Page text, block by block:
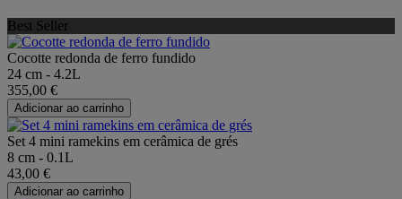
Best Seller
Cocotte redonda de ferro fundido
24 cm - 4.2L
355,00 €
Adicionar ao carrinho
Set 4 mini ramekins em cerâmica de grés
8 cm - 0.1L
43,00 €
Adicionar ao carrinho